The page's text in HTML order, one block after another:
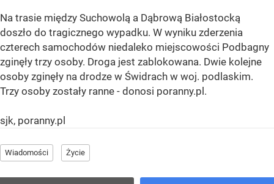
Na trasie między Suchowolą a Dąbrową Białostocką
doszło do tragicznego wypadku. W wyniku zderzenia
czterech samochodów niedaleko miejscowości Podbagny
zginęły trzy osoby. Droga jest zablokowana. Dwie kolejne
osoby zginęły na drodze w Świdrach w woj. podlaskim.
Trzy osoby zostały ranne - donosi poranny.pl.
sjk, poranny.pl
Wiadomości Życie